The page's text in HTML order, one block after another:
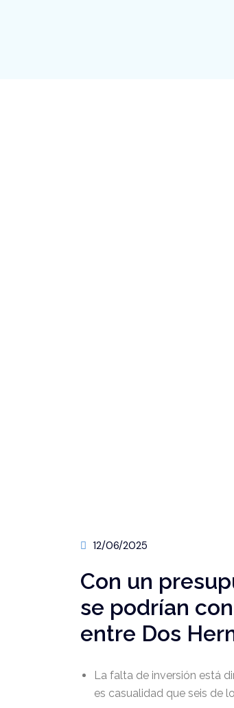
12/06/2025
Con un
se podrían
entre Dos
La falta de inversión está
es casualidad que seis de